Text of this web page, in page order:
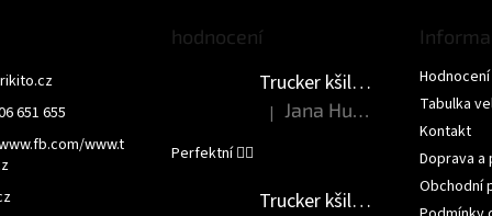
651 655
www.t
hodnocení
Trucker kšiltovka - NEMLUV NA MĚ
Hodnocení produktu je 5 z 5
| Jana Humlova
Perfektní 👌🏻
Trucker kšiltovka - JSEM PRINCEZNA
Tabulka
Kontakt
Doprava a
Obchodní